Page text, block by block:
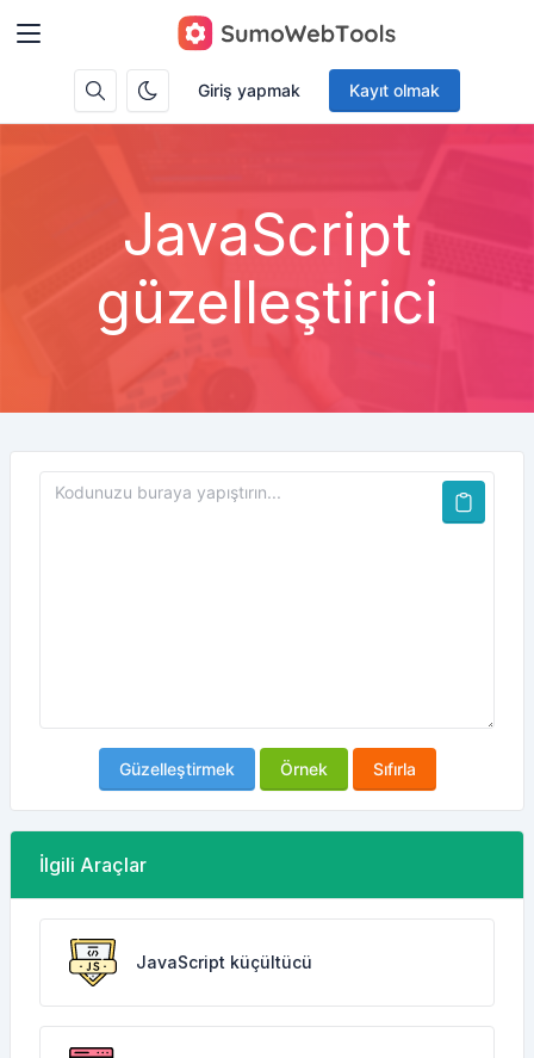
Giriş yapmak Kayıt olmak
JavaScript
güzelleştirici
Güzelleştirmek Örnek Sıfırla
İlgili Araçlar
JavaScript küçültücü